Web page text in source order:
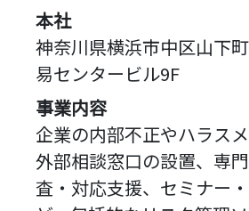
本社
神奈川県横浜市中区山下
易センタービル9F
事業内容
企業の内部不正やハラス
外部相談窓口の設置、専
査・対応支援、セミナー